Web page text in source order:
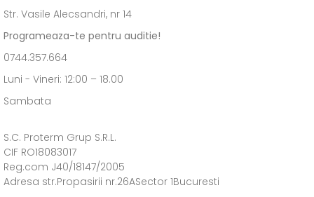
Str. Vasile Alecsandri, nr 14
Programeaza-te pentru auditie!
0744.357.664
Luni - Vineri: 12:00 – 18.00
Sambata
S.C. Proterm Grup S.R.L.
CIF RO18083017
Reg.com J40/18147/2005
Adresa str.Propasirii nr.26ASector 1Bucuresti